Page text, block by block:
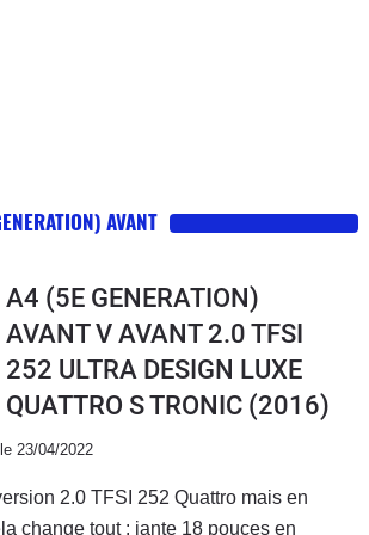
AVANT
A4 (5E GENERATION)
AVANT V AVANT 2.0 TFSI
252 ULTRA DESIGN LUXE
QUATTRO S TRONIC (2016)
le 23/04/2022
2.0 TFSI 252 Quattro mais en
change tout : jante 18 pouces en